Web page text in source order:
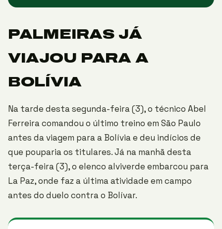
PALMEIRAS JÁ
VIAJOU PARA A
BOLÍVIA
Na tarde desta segunda-feira (3), o técnico Abel
Ferreira comandou o último treino em São Paulo
antes da viagem para a Bolívia e deu indícios de
que pouparia os titulares. Já na manhã desta
terça-feira (3), o elenco alviverde embarcou para
La Paz, onde faz a última atividade em campo
antes do duelo contra o Bolívar.